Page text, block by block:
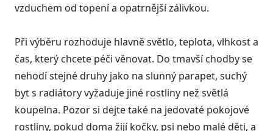
vzduchem od topení a opatrnější zálivkou.
Při výběru rozhoduje hlavně světlo, teplota, vlhkost a
čas, který chcete péči věnovat. Do tmavší chodby se
nehodí stejné druhy jako na slunný parapet, suchý
byt s radiátory vyžaduje jiné rostliny než světlá
koupelna. Pozor si dejte také na jedovaté pokojové
rostliny, pokud doma žijí kočky, psi nebo malé děti, a